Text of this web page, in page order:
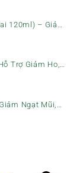
120ml) – Giảm
Trợ Giảm Ho,
Ngạt Mũi,